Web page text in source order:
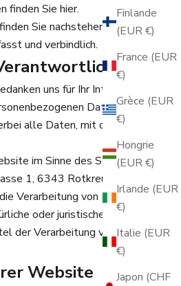
Finlande
(EUR €)
France (EUR
€)
Grèce (EUR
€)
Hongrie
(EUR €)
Irlande (EUR
€)
Italie (EUR
€)
Japon (CHF
finden Sie hier.
Sie nachstehend.
und verbindlich.
uns für Ihr Interesse. Im
Daten bei
alle Daten, mit denen Sie
im Sinne des Schweizer
1, 6343 Rotkreuz, Schweiz,
Verarbeitung von
oder juristische Person, die
der Verarbeitung von
Website